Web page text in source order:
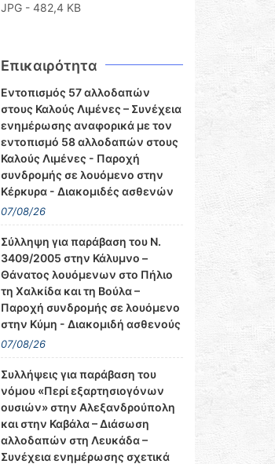
JPG - 482,4 KB
Επικαιρότητα
Εντοπισμός 57 αλλοδαπών
στους Καλούς Λιμένες – Συνέχεια
ενημέρωσης αναφορικά με τον
εντοπισμό 58 αλλοδαπών στους
Καλούς Λιμένες - Παροχή
συνδρομής σε λουόμενο στην
Κέρκυρα - Διακομιδές ασθενών
07/08/26
Σύλληψη για παράβαση του Ν.
3409/2005 στην Κάλυμνο –
Θάνατος λουόμενων στο Πήλιο
τη Χαλκίδα και τη Βούλα –
Παροχή συνδρομής σε λουόμενο
στην Κύμη - Διακομιδή ασθενούς
07/08/26
Συλλήψεις για παράβαση του
νόμου «Περί εξαρτησιογόνων
ουσιών» στην Αλεξανδρούπολη
και στην Καβάλα – Διάσωση
αλλοδαπών στη Λευκάδα –
Συνέχεια ενημέρωσης σχετικά